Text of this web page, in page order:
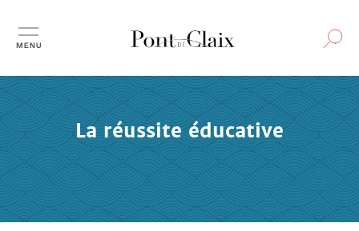
contenu
principal
La réussite éducative